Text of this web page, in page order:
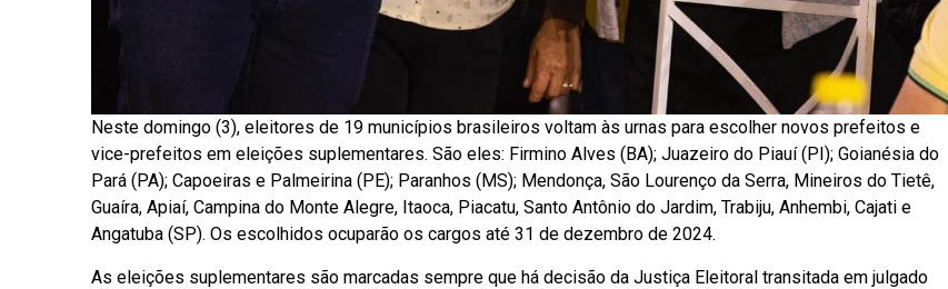
Neste domingo (3), eleitores de 19 municípios brasileiros voltam às urnas para escolher novos prefeitos e
vice-prefeitos em eleições suplementares. São eles: Firmino Alves (BA); Juazeiro do Piauí (PI); Goianésia do
Pará (PA); Capoeiras e Palmeirina (PE); Paranhos (MS); Mendonça, São Lourenço da Serra, Mineiros do Tietê,
Guaíra, Apiaí, Campina do Monte Alegre, Itaoca, Piacatu, Santo Antônio do Jardim, Trabiju, Anhembi, Cajati e
Angatuba (SP). Os escolhidos ocuparão os cargos até 31 de dezembro de 2024.
As eleições suplementares são marcadas sempre que há decisão da Justiça Eleitoral transitada em julgado